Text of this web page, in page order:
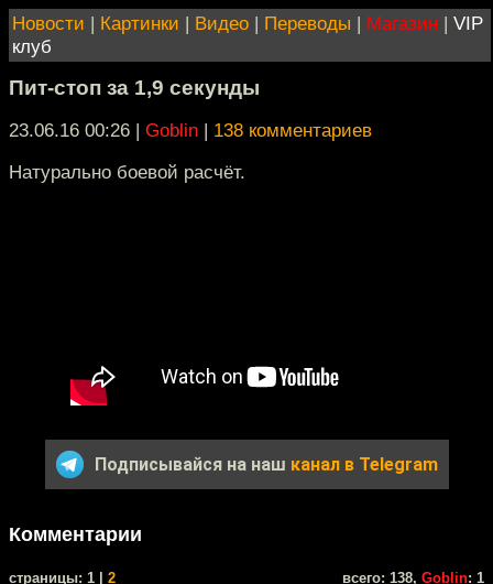
Новости | Картинки | Видео | Переводы | Магазин | VIP
клуб
Пит-стоп за 1,9 секунды
23.06.16 00:26 | Goblin | 138 комментариев
Натурально боевой расчёт.
Подписывайся на наш канал в Telegram
Комментарии
cтраницы: 1 | 2 всего: 138, Goblin: 1